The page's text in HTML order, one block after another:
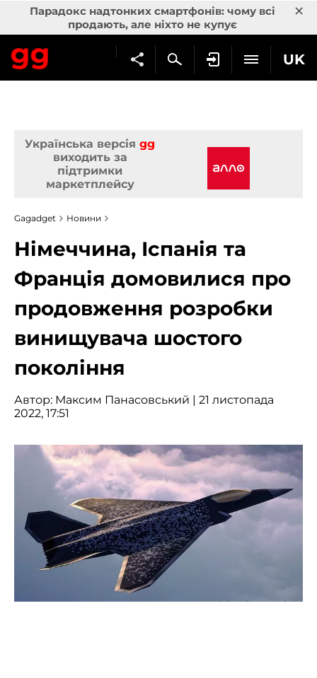
Парадокс надтонких смартфонів: чому всі
продають, але ніхто не купує
×
UK
Українська версія gg
виходить за
підтримки
маркетплейсу
Gagadget Новини
Німеччина, Іспанія та
Франція домовилися про
продовження розробки
винищувача шостого
покоління
Автор: Максим Панасовський | 21 листопада
2022, 17:51